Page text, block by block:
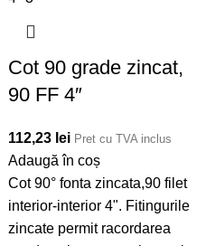
Cot 90 grade zincat,
90 FF 4″
112,23 lei Pret cu TVA inclus
Adaugă în coș
Cot 90° fonta zincata,90 filet
interior-interior 4". Fitingurile
zincate permit racordarea